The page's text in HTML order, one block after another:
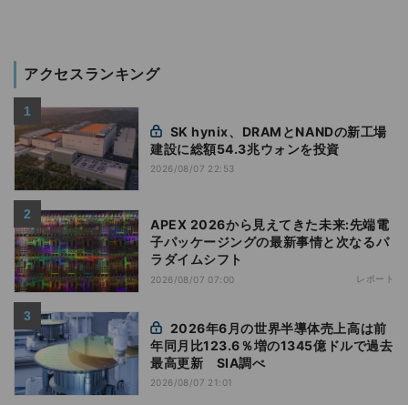
アクセスランキング
建設に総額54.3兆ウォンを投資
2026/08/07 22:53
APEX 2026から見えてきた未来:先端電
子パッケージングの最新事情と次なるパ
ラダイムシフト
2026/08/07 07:00 レポート
年同月比123.6％増の1345億ドルで過去
最高更新 SIA調べ
2026/08/07 21:01